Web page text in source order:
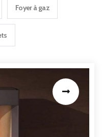
Foyer à gaz